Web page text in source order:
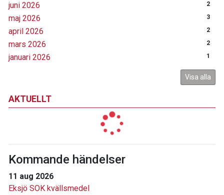
juni 2026 2
maj 2026 3
april 2026 2
mars 2026 2
januari 2026 1
Visa alla
AKTUELLT
Kommande händelser
11 aug 2026
Eksjö SOK kvällsmedel